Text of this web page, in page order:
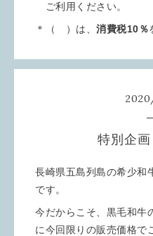
ご利用ください。
＊（ ）は、 消費税10％
2020
特別企画
長崎県五島列島の希少和
です。
今だからこそ、黒毛和牛
に今回限りの販売価格で